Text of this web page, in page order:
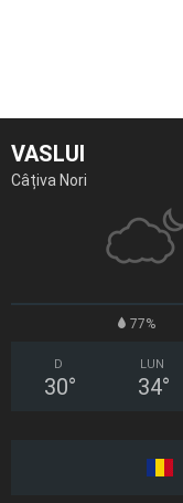
VASLUI
Câțiva Nori
77%
D
30°
LUN
34°